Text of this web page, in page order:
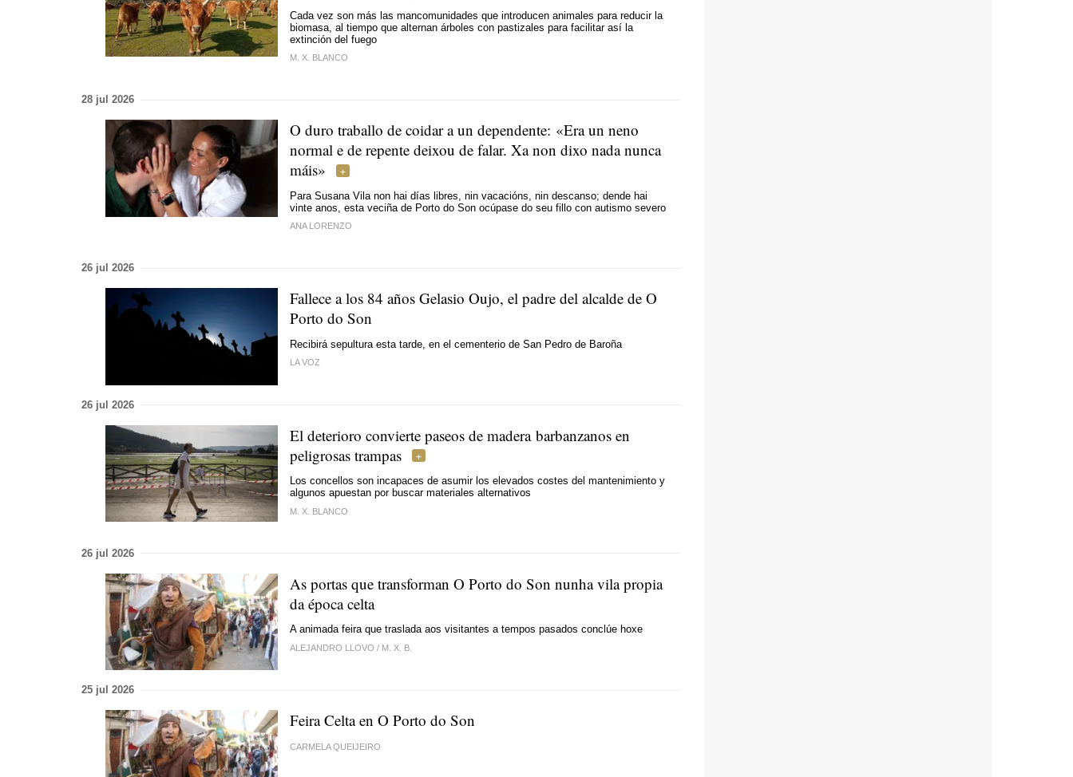
Cada vez son más las mancomunidades que introducen animales para reducir la
biomasa, al tiempo que alternan árboles con pastizales para facilitar así la
extinción del fuego
M. X. BLANCO
28 jul 2026
O duro traballo de coidar a un dependente: «Era un neno
normal e de repente deixou de falar. Xa non dixo nada nunca
máis»
Para Susana Vila non hai días libres, nin vacacións, nin descanso; dende hai
vinte anos, esta veciña de Porto do Son ocúpase do seu fillo con autismo severo
ANA LORENZO
26 jul 2026
Fallece a los 84 años Gelasio Oujo, el padre del alcalde de O
Porto do Son
Recibirá sepultura esta tarde, en el cementerio de San Pedro de Baroña
LA VOZ
26 jul 2026
El deterioro convierte paseos de madera barbanzanos en
peligrosas trampas
Los concellos son incapaces de asumir los elevados costes del mantenimiento y
algunos apuestan por buscar materiales alternativos
M. X. BLANCO
26 jul 2026
As portas que transforman O Porto do Son nunha vila propia
da época celta
A animada feira que traslada aos visitantes a tempos pasados conclúe hoxe
ALEJANDRO LLOVO / M. X. B.
25 jul 2026
Feira Celta en O Porto do Son
CARMELA QUEIJEIRO